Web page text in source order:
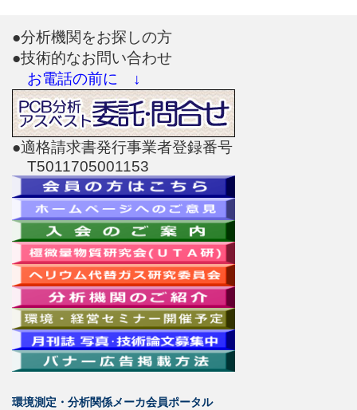
●分析機関をお探しの方
●技術的なお問い合わせ
お電話の前に ↓
●適格請求書発行事業者登録番号
T5011705001153
環境測定・分析関係メーカ会員ポータル